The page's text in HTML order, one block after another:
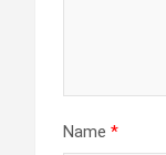
Name *